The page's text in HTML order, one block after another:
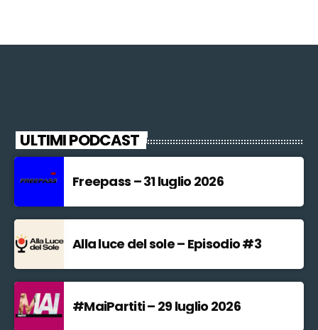
ULTIMI PODCAST
Freepass – 31 luglio 2026
Alla luce del sole – Episodio #3
#MaiPartiti – 29 luglio 2026